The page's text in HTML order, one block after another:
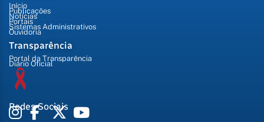
Início
Publicações
Notícias
Portais
Sistemas Administrativos
Ouvidoria
Transparência
Portal da Transparência
Diário Oficial
Redes Sociais